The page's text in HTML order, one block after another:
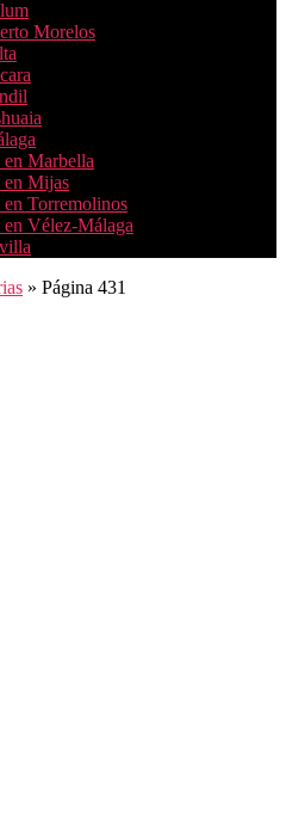
Morelos
en Marbella
en Mijas
en Torremolinos
en Vélez-Málaga
» Página 431